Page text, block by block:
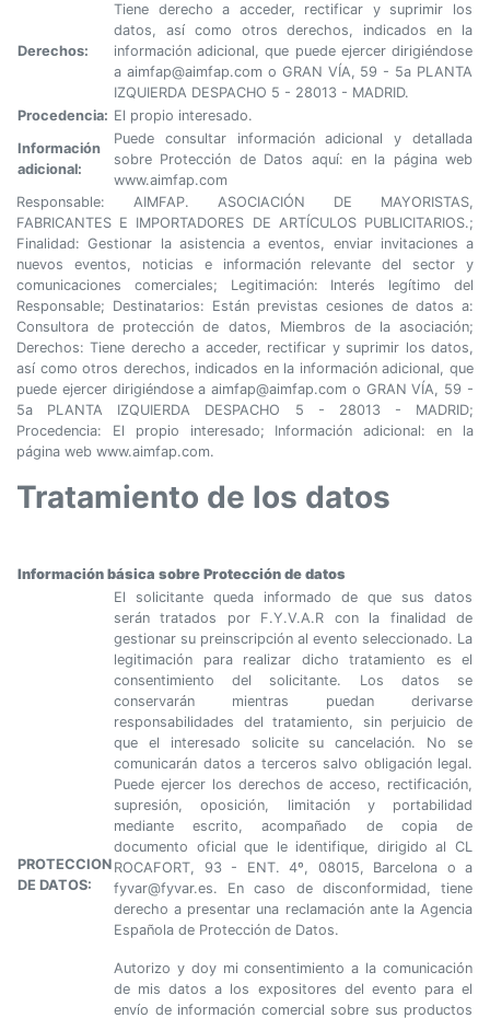
Derechos:
Tiene derecho a acceder, rectificar y suprimir los
datos, así como otros derechos, indicados en la
información adicional, que puede ejercer dirigiéndose
a aimfap@aimfap.com o GRAN VÍA, 59 - 5a PLANTA
IZQUIERDA DESPACHO 5 - 28013 - MADRID.
Procedencia: El propio interesado.
Información
adicional:
Puede consultar información adicional y detallada
sobre Protección de Datos aquí: en la página web
www.aimfap.com
Responsable: AIMFAP. ASOCIACIÓN DE MAYORISTAS,
FABRICANTES E IMPORTADORES DE ARTÍCULOS PUBLICITARIOS.;
Finalidad: Gestionar la asistencia a eventos, enviar invitaciones a
nuevos eventos, noticias e información relevante del sector y
comunicaciones comerciales; Legitimación: Interés legítimo del
Responsable; Destinatarios: Están previstas cesiones de datos a:
Consultora de protección de datos, Miembros de la asociación;
Derechos: Tiene derecho a acceder, rectificar y suprimir los datos,
así como otros derechos, indicados en la información adicional, que
puede ejercer dirigiéndose a aimfap@aimfap.com o GRAN VÍA, 59 -
5a PLANTA IZQUIERDA DESPACHO 5 - 28013 - MADRID;
Procedencia: El propio interesado; Información adicional: en la
página web www.aimfap.com.
Tratamiento de los datos
Información básica sobre Protección de datos
PROTECCION
DE DATOS:
El solicitante queda informado de que sus datos
serán tratados por F.Y.V.A.R con la finalidad de
gestionar su preinscripción al evento seleccionado. La
legitimación para realizar dicho tratamiento es el
consentimiento del solicitante. Los datos se
conservarán mientras puedan derivarse
responsabilidades del tratamiento, sin perjuicio de
que el interesado solicite su cancelación. No se
comunicarán datos a terceros salvo obligación legal.
Puede ejercer los derechos de acceso, rectificación,
supresión, oposición, limitación y portabilidad
mediante escrito, acompañado de copia de
documento oficial que le identifique, dirigido al CL
ROCAFORT, 93 - ENT. 4º, 08015, Barcelona o a
fyvar@fyvar.es. En caso de disconformidad, tiene
derecho a presentar una reclamación ante la Agencia
Española de Protección de Datos.
Autorizo y doy mi consentimiento a la comunicación
de mis datos a los expositores del evento para el
envío de información comercial sobre sus productos